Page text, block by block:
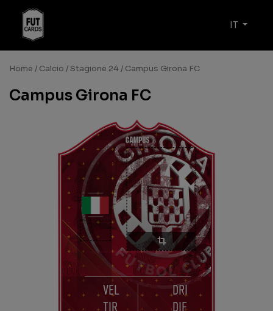
IT
Home / Calcio /Stagione 24 / Campus Girona FC
Campus Girona FC
VEL
TIR
DRI
DIF